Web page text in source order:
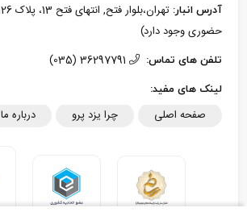
آدرس انبار:
حضوری وجود دارد)
تلفن های تماس:
لینک های مفید:
صفحه اصلی چرا یزد پرو درباره ما